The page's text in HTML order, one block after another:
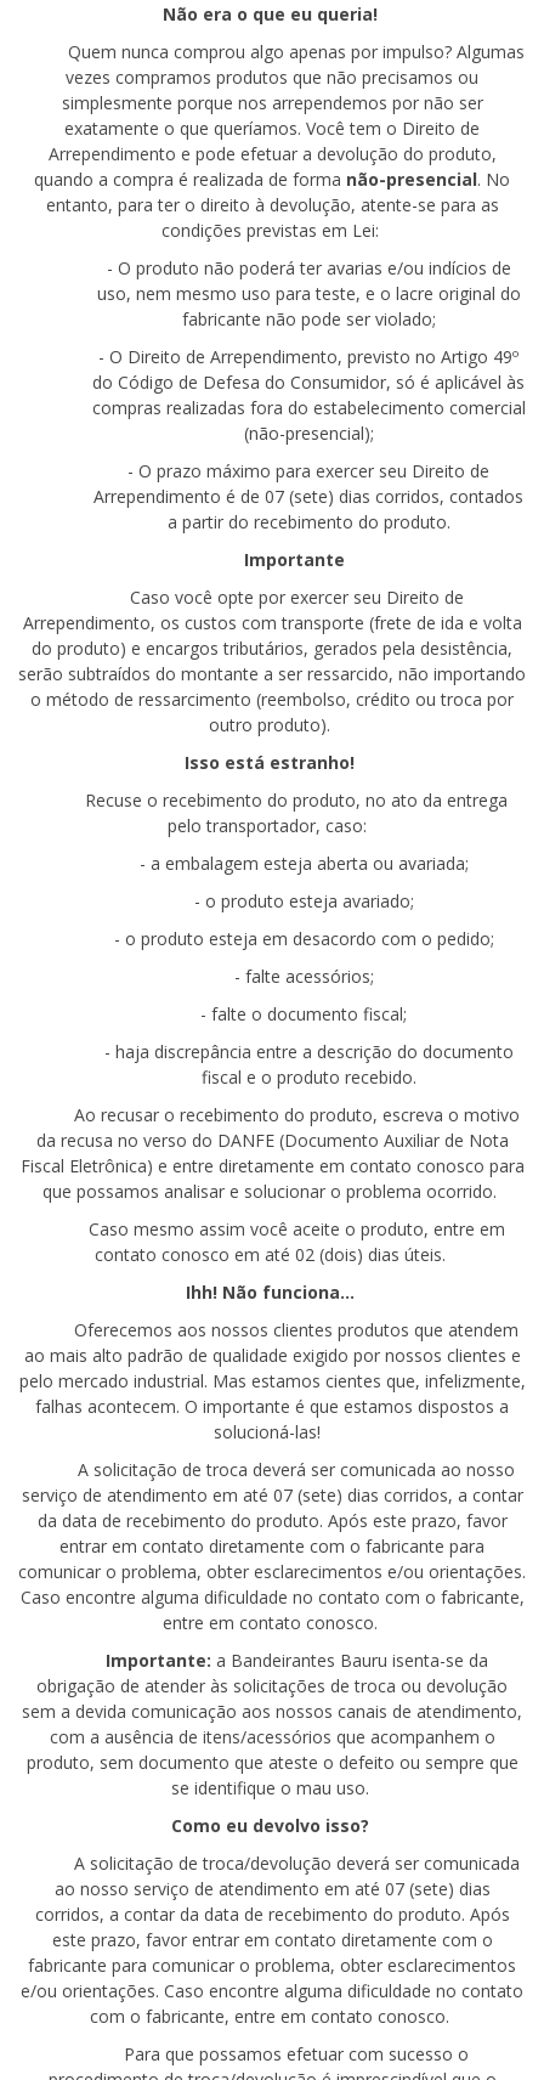
Não era o que eu queria!
Quem nunca comprou algo apenas por impulso? Algumas
vezes compramos produtos que não precisamos ou
simplesmente porque nos arrependemos por não ser
exatamente o que queríamos. Você tem o Direito de
Arrependimento e pode efetuar a devolução do produto,
quando a compra é realizada de forma não-presencial. No
entanto, para ter o direito à devolução, atente-se para as
condições previstas em Lei:
- O produto não poderá ter avarias e/ou indícios de
uso, nem mesmo uso para teste, e o lacre original do
fabricante não pode ser violado;
- O Direito de Arrependimento, previsto no Artigo 49º
do Código de Defesa do Consumidor, só é aplicável às
compras realizadas fora do estabelecimento comercial
(não-presencial);
- O prazo máximo para exercer seu Direito de
Arrependimento é de 07 (sete) dias corridos, contados
a partir do recebimento do produto.
Importante
Caso você opte por exercer seu Direito de
Arrependimento, os custos com transporte (frete de ida e volta
do produto) e encargos tributários, gerados pela desistência,
serão subtraídos do montante a ser ressarcido, não importando
o método de ressarcimento (reembolso, crédito ou troca por
outro produto).
Isso está estranho!
Recuse o recebimento do produto, no ato da entrega
pelo transportador, caso:
- a embalagem esteja aberta ou avariada;
- o produto esteja avariado;
- o produto esteja em desacordo com o pedido;
- falte acessórios;
- falte o documento fiscal;
- haja discrepância entre a descrição do documento
fiscal e o produto recebido.
Ao recusar o recebimento do produto, escreva o motivo
da recusa no verso do DANFE (Documento Auxiliar de Nota
Fiscal Eletrônica) e entre diretamente em contato conosco para
que possamos analisar e solucionar o problema ocorrido.
Caso mesmo assim você aceite o produto, entre em
contato conosco em até 02 (dois) dias úteis.
Ihh! Não funciona...
Oferecemos aos nossos clientes produtos que atendem
ao mais alto padrão de qualidade exigido por nossos clientes e
pelo mercado industrial. Mas estamos cientes que, infelizmente,
falhas acontecem. O importante é que estamos dispostos a
solucioná-las!
A solicitação de troca deverá ser comunicada ao nosso
serviço de atendimento em até 07 (sete) dias corridos, a contar
da data de recebimento do produto. Após este prazo, favor
entrar em contato diretamente com o fabricante para
comunicar o problema, obter esclarecimentos e/ou orientações.
Caso encontre alguma dificuldade no contato com o fabricante,
entre em contato conosco.
Importante: a Bandeirantes Bauru isenta-se da
obrigação de atender às solicitações de troca ou devolução
sem a devida comunicação aos nossos canais de atendimento,
com a ausência de itens/acessórios que acompanhem o
produto, sem documento que ateste o defeito ou sempre que
se identifique o mau uso.
Como eu devolvo isso?
A solicitação de troca/devolução deverá ser comunicada
ao nosso serviço de atendimento em até 07 (sete) dias
corridos, a contar da data de recebimento do produto. Após
este prazo, favor entrar em contato diretamente com o
fabricante para comunicar o problema, obter esclarecimentos
e/ou orientações. Caso encontre alguma dificuldade no contato
com o fabricante, entre em contato conosco.
Para que possamos efetuar com sucesso o